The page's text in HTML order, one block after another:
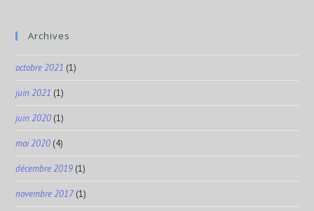
Archives
octobre 2021 (1)
juin 2021 (1)
juin 2020 (1)
mai 2020 (4)
décembre 2019 (1)
novembre 2017(1)